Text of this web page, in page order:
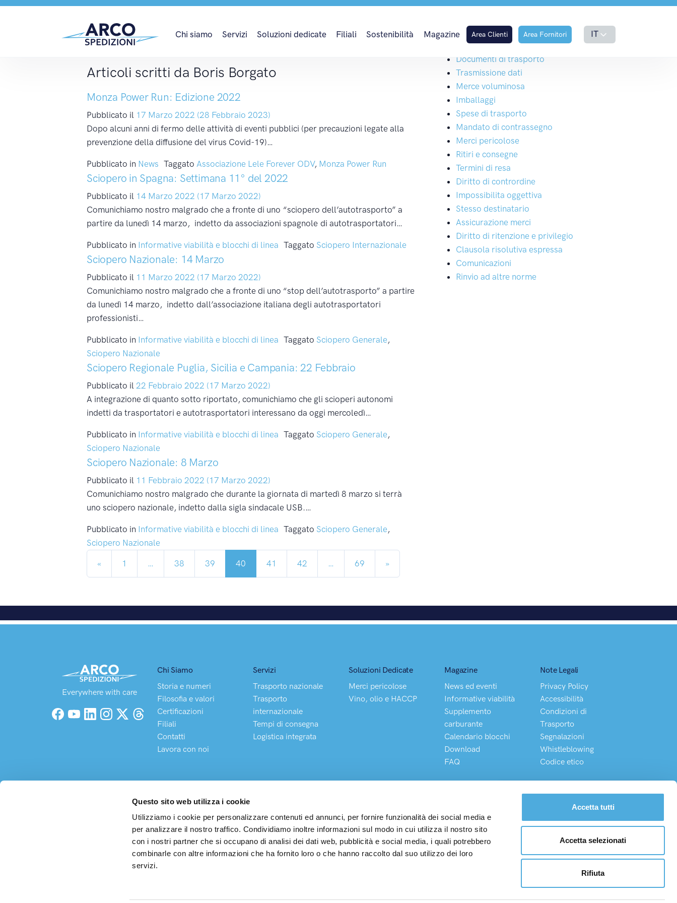
Questo sito web utilizza i cookie
Utilizziamo i cookie per personalizzare contenuti ed annunci, per fornire funzionalità dei social media e
per analizzare il nostro traffico. Condividiamo inoltre informazioni sul modo in cui utilizza il nostro sito
con i nostri partner che si occupano di analisi dei dati web, pubblicità e social media, i quali potrebbero
combinarle con altre informazioni che ha fornito loro o che hanno raccolto dal suo utilizzo dei loro
servizi.
Accetta tutti
Accetta selezionati
Rifiuta
Chi siamo Servizi Soluzioni dedicate Filiali Sostenibilità Magazine Area Clienti Area Fornitori IT
Autore: Boris Borgato
Articoli scritti da Boris Borgato
Monza Power Run: Edizione 2022
Pubblicato il 17 Marzo 2022 (28 Febbraio 2023)
Dopo alcuni anni di fermo delle attività di eventi pubblici (per precauzioni legate alla
prevenzione della diffusione del virus Covid-19)…
Pubblicato in News Taggato Associazione Lele Forever ODV, Monza Power Run
Sciopero in Spagna: Settimana 11° del 2022
Pubblicato il 14 Marzo 2022 (17 Marzo 2022)
Comunichiamo nostro malgrado che a fronte di uno “sciopero dell’autotrasporto” a
partire da lunedì 14 marzo, indetto da associazioni spagnole di autotrasportatori…
Pubblicato in Informative viabilità e blocchi di linea Taggato Sciopero Internazionale
Sciopero Nazionale: 14 Marzo
Pubblicato il 11 Marzo 2022 (17 Marzo 2022)
Comunichiamo nostro malgrado che a fronte di uno “stop dell’autotrasporto” a partire
da lunedì 14 marzo, indetto dall’associazione italiana degli autotrasportatori
professionisti…
Pubblicato in Informative viabilità e blocchi di linea Taggato Sciopero Generale,
Sciopero Nazionale
Sciopero Regionale Puglia, Sicilia e Campania: 22 Febbraio
Pubblicato il 22 Febbraio 2022 (17 Marzo 2022)
A integrazione di quanto sotto riportato, comunichiamo che gli scioperi autonomi
indetti da trasportatori e autotrasportatori interessano da oggi mercoledì…
Pubblicato in Informative viabilità e blocchi di linea Taggato Sciopero Generale,
Sciopero Nazionale
Sciopero Nazionale: 8 Marzo
Pubblicato il 11 Febbraio 2022 (17 Marzo 2022)
Comunichiamo nostro malgrado che durante la giornata di martedì 8 marzo si terrà
uno sciopero nazionale, indetto dalla sigla sindacale USB.…
Pubblicato in Informative viabilità e blocchi di linea Taggato Sciopero Generale,
Sciopero Nazionale
Navigazione degli articoli
« 1 … 38 39 40 41 42 … 69 »
Premessa
Oggetto
Documenti di trasporto
Trasmissione dati
Merce voluminosa
Imballaggi
Spese di trasporto
Mandato di contrassegno
Merci pericolose
Ritiri e consegne
Termini di resa
Diritto di contrordine
Impossibilita oggettiva
Stesso destinatario
Assicurazione merci
Diritto di ritenzione e privilegio
Clausola risolutiva espressa
Comunicazioni
Rinvio ad altre norme
Everywhere with care
Facebook
YouTubeLinkedInInstagramX (Twitter)
Threads
Chi Siamo
Storia e numeri
Filosofia e valori
Certificazioni
Filiali
Contatti
Lavora con noi
Servizi
Trasporto nazionale
Trasporto
internazionale
Tempi di consegna
Logistica integrata
Soluzioni Dedicate
Merci pericolose
Vino, olio e HACCP
Magazine
News ed eventi
Informative viabilità
Supplemento
carburante
Calendario blocchi
Download
FAQ
Note Legali
Privacy Policy
Accessibilità
Condizioni di
Trasporto
Segnalazioni
Whistleblowing
Codice etico
Arco Spedizioni S.p.A
Sede Legale e Operativa: Via Buonarroti, 203 – 20900 Monza (MB) P.I. 08975100150